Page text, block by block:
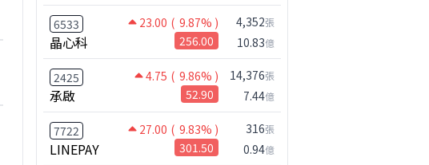
6533 23.00 ( 9.87% )
晶心科 256.00
4,352張
10.83億
2425 4.75 ( 9.86% )
承啟 52.90
14,376張
7.44億
7722 27.00 ( 9.83% )
LINEPAY 301.50
316張
0.94億